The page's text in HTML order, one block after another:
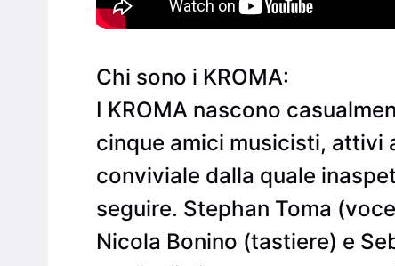
Chi sono i KROMA:
I KROMA nascono
cinque amici musicisti, attivi
conviviale dalla quale
seguire. Stephan Toma
Nicola Bonino (tastiere) e